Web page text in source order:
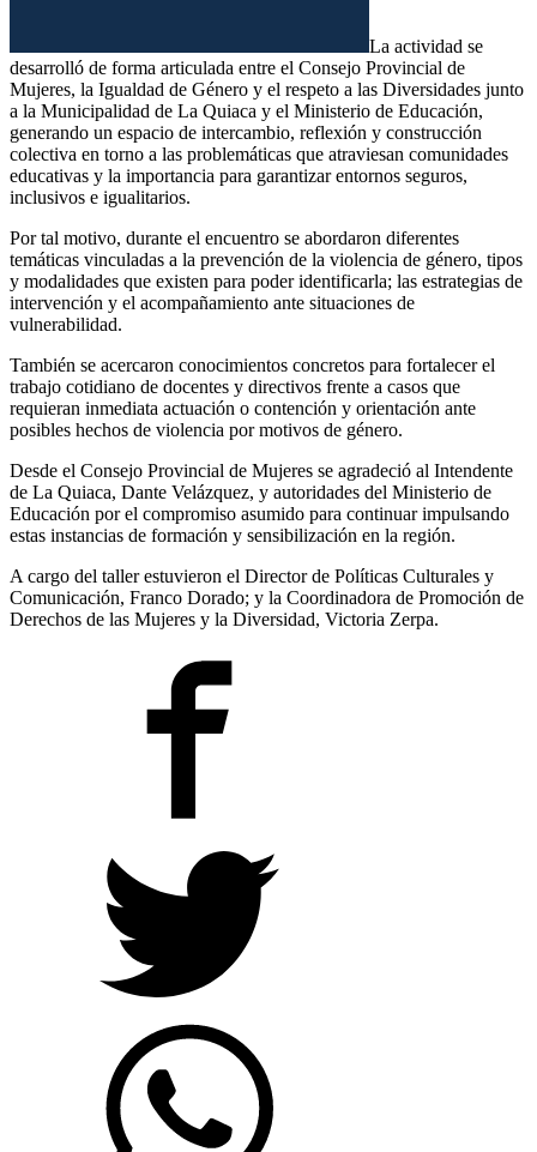
La actividad se
desarrolló de forma articulada entre el Consejo Provincial de
Mujeres, la Igualdad de Género y el respeto a las Diversidades junto
a la Municipalidad de La Quiaca y el Ministerio de Educación,
generando un espacio de intercambio, reflexión y construcción
colectiva en torno a las problemáticas que atraviesan comunidades
educativas y la importancia para garantizar entornos seguros,
inclusivos e igualitarios.
Por tal motivo, durante el encuentro se abordaron diferentes
temáticas vinculadas a la prevención de la violencia de género, tipos
y modalidades que existen para poder identificarla; las estrategias de
intervención y el acompañamiento ante situaciones de
vulnerabilidad.
También se acercaron conocimientos concretos para fortalecer el
trabajo cotidiano de docentes y directivos frente a casos que
requieran inmediata actuación o contención y orientación ante
posibles hechos de violencia por motivos de género.
Desde el Consejo Provincial de Mujeres se agradeció al Intendente
de La Quiaca, Dante Velázquez, y autoridades del Ministerio de
Educación por el compromiso asumido para continuar impulsando
estas instancias de formación y sensibilización en la región.
A cargo del taller estuvieron el Director de Políticas Culturales y
Comunicación, Franco Dorado; y la Coordinadora de Promoción de
Derechos de las Mujeres y la Diversidad, Victoria Zerpa.